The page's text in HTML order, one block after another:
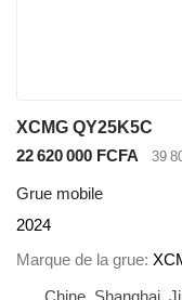
XCMG QY25K5C
22 620 000 FCFA
39
Grue mobile
2024
Marque de la grue
Chine, Shanghai,